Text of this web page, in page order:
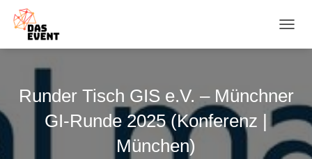
A
A
O
N
Runder Tisch GIS e.V. – Münchner
GI-Runde 2025 (Konferenz |
München)